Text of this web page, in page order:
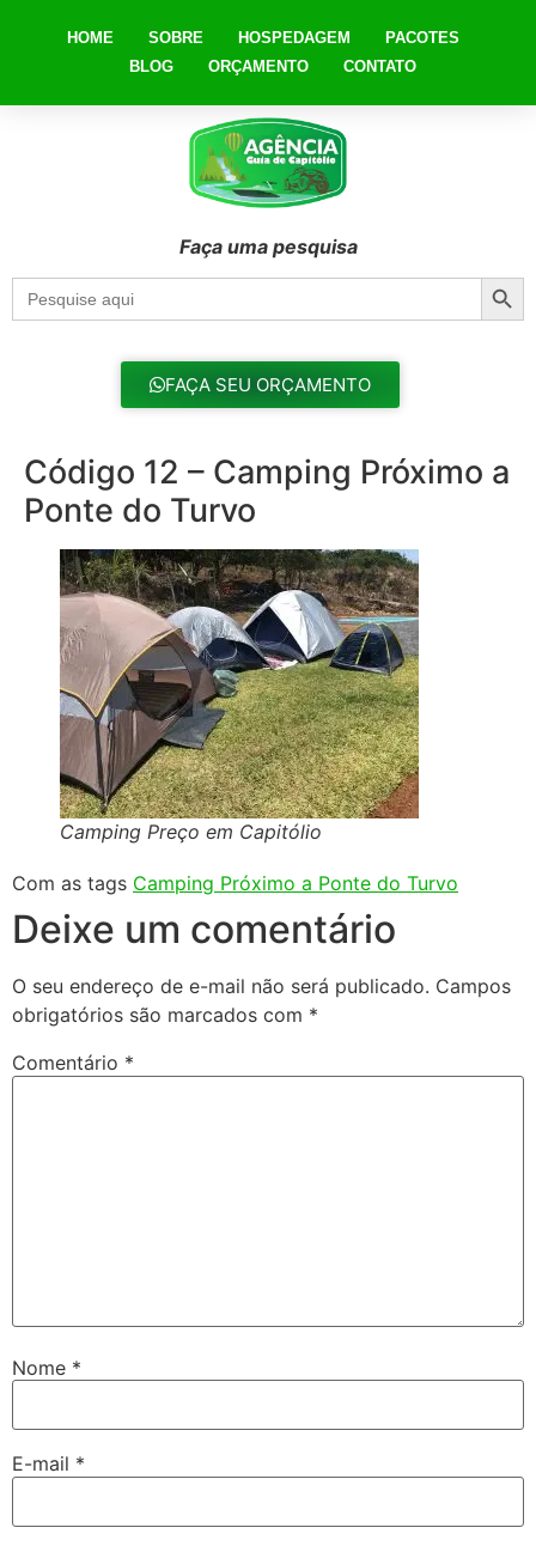
HOME SOBRE HOSPEDAGEM
PACOTES
BLOG
ORÇAMENTO CONTATO
Faça uma pesquisa
Search
for:
FAÇA SEU ORÇAMENTO
Código 12 – Camping Próximo a
Ponte do Turvo
Camping Preço em Capitólio
Com as tags Camping Próximo a Ponte do Turvo
Deixe um comentário
O seu endereço de e-mail não será publicado. Campos
obrigatórios são marcados com *
Comentário *
Nome *
E-mail *